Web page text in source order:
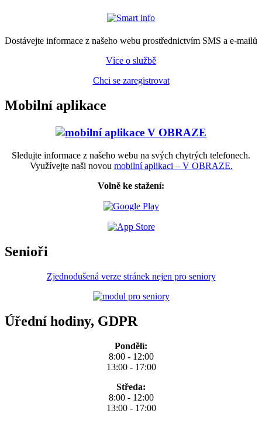
Dostávejte informace z našeho webu prostřednictvím SMS a e-mailů
Více o službě
Chci se zaregistrovat
Mobilní aplikace
Sledujte informace z našeho webu na svých chytrých telefonech.
Využívejte naši novou mobilní aplikaci – V OBRAZE.
Volně ke stažení:
Senioři
Zjednodušená verze stránek nejen pro seniory
Úřední hodiny, GDPR
Pondělí:
8:00 - 12:00
13:00 - 17:00
Středa:
8:00 - 12:00
13:00 - 17:00